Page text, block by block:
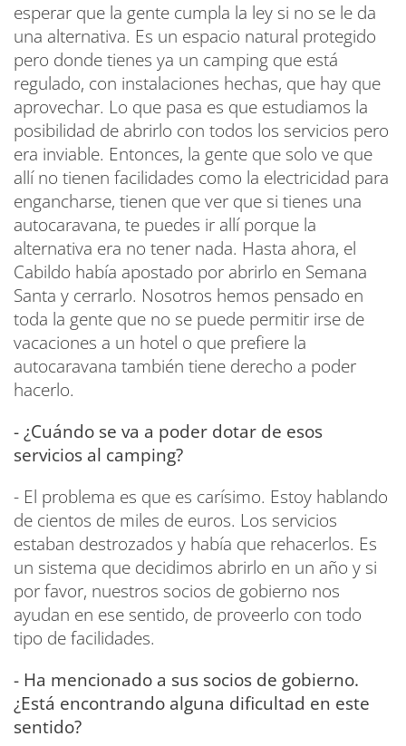
esperar que la gente cumpla la ley si no se le da
una alternativa. Es un espacio natural protegido
pero donde tienes ya un camping que está
regulado, con instalaciones hechas, que hay que
aprovechar. Lo que pasa es que estudiamos la
posibilidad de abrirlo con todos los servicios pero
era inviable. Entonces, la gente que solo ve que
allí no tienen facilidades como la electricidad para
engancharse, tienen que ver que si tienes una
autocaravana, te puedes ir allí porque la
alternativa era no tener nada. Hasta ahora, el
Cabildo había apostado por abrirlo en Semana
Santa y cerrarlo. Nosotros hemos pensado en
toda la gente que no se puede permitir irse de
vacaciones a un hotel o que prefiere la
autocaravana también tiene derecho a poder
hacerlo.
- ¿Cuándo se va a poder dotar de esos
servicios al camping?
- El problema es que es carísimo. Estoy hablando
de cientos de miles de euros. Los servicios
estaban destrozados y había que rehacerlos. Es
un sistema que decidimos abrirlo en un año y si
por favor, nuestros socios de gobierno nos
ayudan en ese sentido, de proveerlo con todo
tipo de facilidades.
- Ha mencionado a sus socios de gobierno.
¿Está encontrando alguna dificultad en este
sentido?